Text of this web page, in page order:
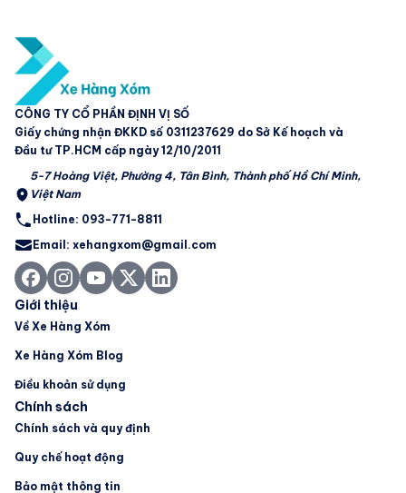
CÔNG TY CỔ PHẦN ĐỊNH VỊ SỐ
Giấy chứng nhận ĐKKD số 0311237629 do Sở Kế hoạch và
Đầu tư TP.HCM cấp ngày 12/10/2011
5-7 Hoàng Việt, Phường 4, Tân Bình, Thành phố Hồ Chí Minh,
Việt Nam
Hotline: 093-771-8811
Email: xehangxom@gmail.com
Giới thiệu
Về Xe Hàng Xóm
Xe Hàng Xóm Blog
Điều khoản sử dụng
Chính sách
Chính sách và quy định
Quy chế hoạt động
Bảo mật thông tin